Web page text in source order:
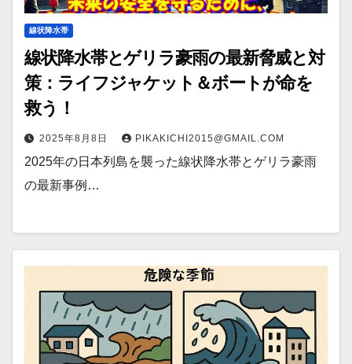
線状降水帯
線状降水帯とゲリラ豪雨の最新脅威と対
策：ライフジャケット＆ボートが命を
救う！
2025年8月8日 PIKAKICHI2015@GMAIL.COM
2025年の日本列島を襲った線状降水帯とゲリラ豪雨
の最新事例…